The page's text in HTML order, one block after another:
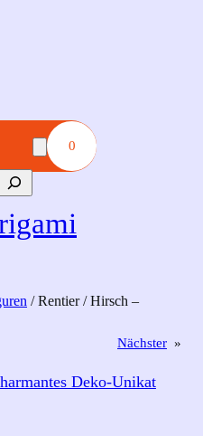
0
/ Rentier / Hirsch –
Nächster »